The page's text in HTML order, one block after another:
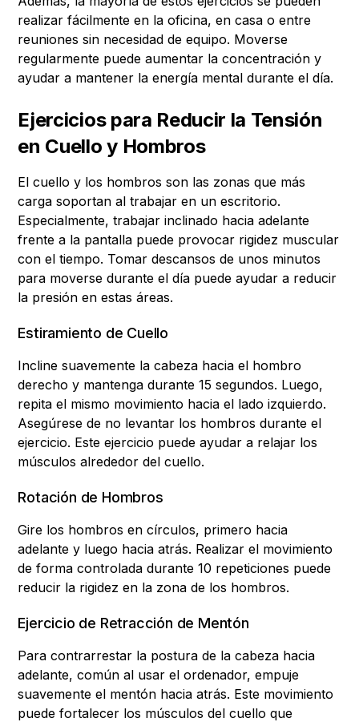
realizar fácilmente en la oficina, en casa o entre
reuniones sin necesidad de equipo. Moverse
regularmente puede aumentar la concentración y
ayudar a mantener la energía mental durante el día.
Ejercicios para Reducir la Tensión
en Cuello y Hombros
El cuello y los hombros son las zonas que más
carga soportan al trabajar en un escritorio.
Especialmente, trabajar inclinado hacia adelante
frente a la pantalla puede provocar rigidez muscular
con el tiempo. Tomar descansos de unos minutos
para moverse durante el día puede ayudar a reducir
la presión en estas áreas.
Estiramiento de Cuello
Incline suavemente la cabeza hacia el hombro
derecho y mantenga durante 15 segundos. Luego,
repita el mismo movimiento hacia el lado izquierdo.
Asegúrese de no levantar los hombros durante el
ejercicio. Este ejercicio puede ayudar a relajar los
músculos alrededor del cuello.
Rotación de Hombros
Gire los hombros en círculos, primero hacia
adelante y luego hacia atrás. Realizar el movimiento
de forma controlada durante 10 repeticiones puede
reducir la rigidez en la zona de los hombros.
Ejercicio de Retracción de Mentón
Para contrarrestar la postura de la cabeza hacia
adelante, común al usar el ordenador, empuje
suavemente el mentón hacia atrás. Este movimiento
puede fortalecer los músculos del cuello que